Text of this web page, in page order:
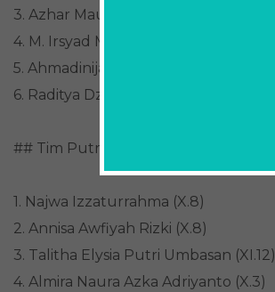
3. Azhar Maulana R. (XI.7)
4. M. Irsyad Maulana (X.6)
5. Ahmadinijad (X.6)
6. Raditya Dzikrilla Arsyadilova (X.6)
## Tim Putri
1. Najwa Izzaturrahma (X.8)
2. Annisa Awfiyah Rizki (X.8)
3. Talitha Elysia Putri Umbasan (XI.12)
4. Almira Naura Azka Adriyanto (X.3)